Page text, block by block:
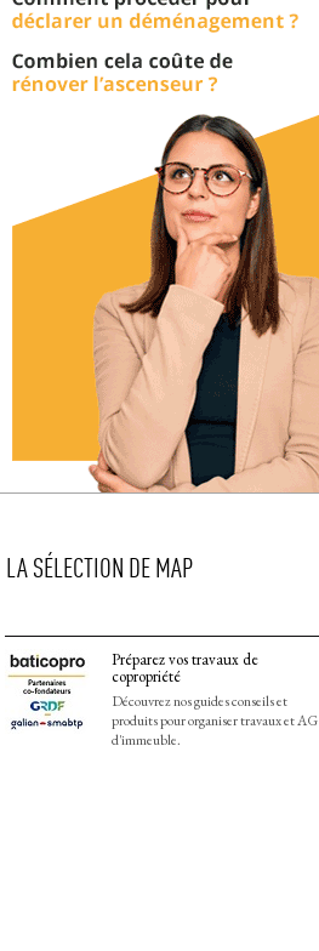
LA SÉLECTION DE MAP
Préparez vos travaux de
copropriété
Découvrez nos guides conseils et
produits pour organiser travaux et AG
d'immeuble.